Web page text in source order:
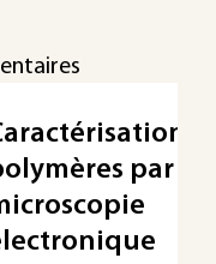
par